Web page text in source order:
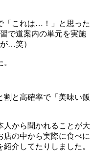
「これは…！」と思った
で道案内の単元を実施
…笑）
割と高確率で「美味い飯
人から聞かれることが大
店の中から実際に食べに
介してたりしました。